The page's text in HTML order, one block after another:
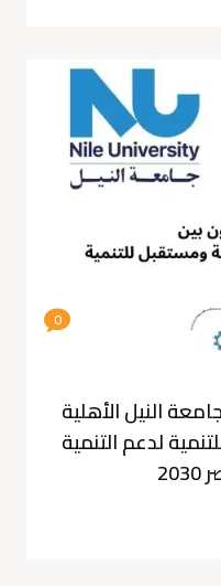
0
النيل الأهلية
لدعم التنمية